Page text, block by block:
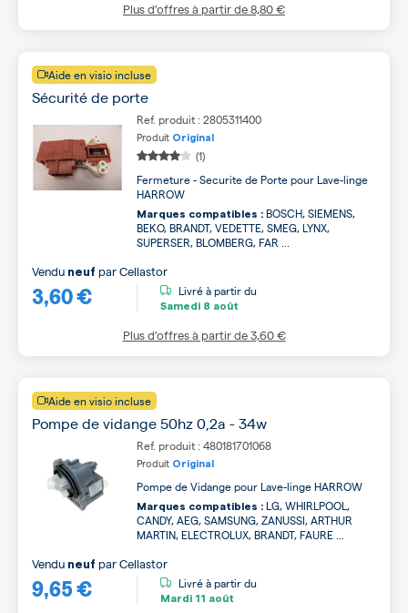
Plus d’offres à partir de8,80 €
Aide en visio incluse
Sécurité de porte
Ref. produit : 2805311400
Produit Original
(1)
Fermeture - Securite de Porte pour Lave-linge
HARROW
Marques compatibles : BOSCH, SIEMENS,
BEKO, BRANDT, VEDETTE, SMEG, LYNX,
SUPERSER, BLOMBERG, FAR ...
3,60 €
Vendu neuf parCellastor
Livré à partir du
Samedi 8 août
Plus d’offres à partir de3,60 €
Aide en visio incluse
Pompe de vidange 50hz 0,2a - 34w
Ref. produit : 480181701068
Produit Original
Pompe de Vidange pour Lave-linge HARROW
Marques compatibles : LG, WHIRLPOOL,
CANDY, AEG, SAMSUNG, ZANUSSI, ARTHUR
MARTIN, ELECTROLUX, BRANDT, FAURE ...
9,65 €
Vendu neuf parCellastor
Livré à partir du
Mardi 11 août